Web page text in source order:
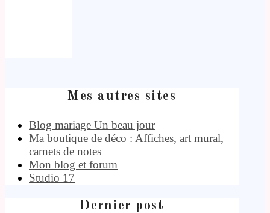
Mes autres sites
Blog mariage Un beau jour
Ma boutique de déco : Affiches, art mural,
carnets de notes
Mon blog et forum
Studio 17
Dernier post